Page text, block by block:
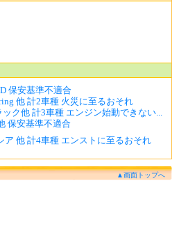
保安基準不適合
他 計2車種 火災に至るおそれ
ク他 計3車種 エンジン始動できない...
保安基準不適合
ア 他 計4車種 エンストに至るおそれ
▲画面トップへ